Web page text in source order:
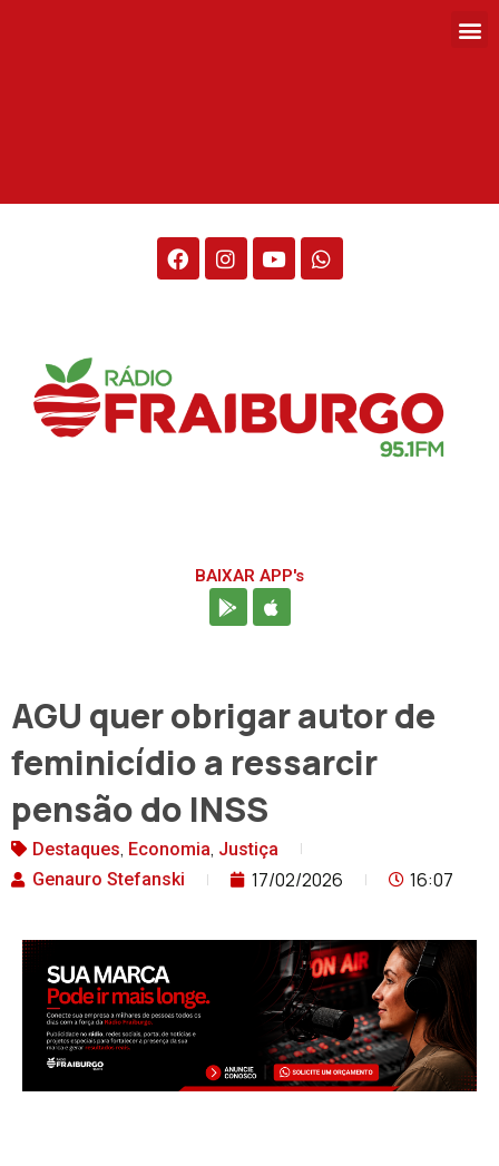
BAIXAR APP's
AGU quer obrigar autor de
feminicídio a ressarcir
pensão do INSS
Destaques, Economia, Justiça
Genauro Stefanski
17/02/2026 16:07